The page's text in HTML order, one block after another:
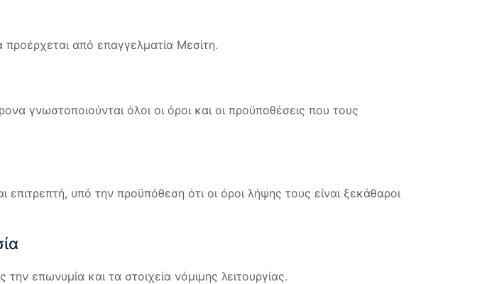
προέρχεται από επαγγελματία Μεσίτη.
γνωστοποιούνται όλοι οι όροι και οι προϋποθέσεις που τους
υπό την προϋπόθεση ότι οι όροι λήψης τους είναι ξεκάθαροι
επωνυμία και τα στοιχεία νόμιμης λειτουργίας.